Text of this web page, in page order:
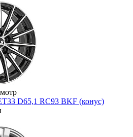
D65,1 RC93 BKF (конус)